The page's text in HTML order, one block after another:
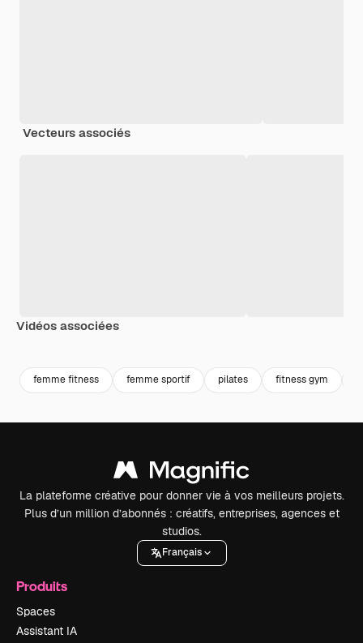
Vecteurs associés
Vidéos associées
femme fitness femme sportif pilates fitness gym
La plateforme créative pour donner vie à vos meilleurs projets.
Plus d’un million d’abonnés : créatifs, entreprises, agences et
studios.
Français
Produits
Spaces
Assistant IA